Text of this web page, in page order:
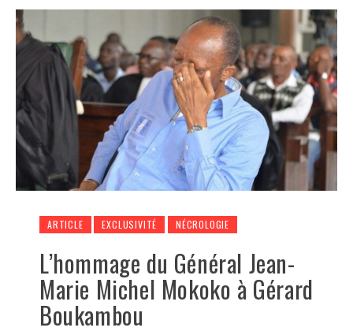
ARTICLE EXCLUSIVITÉ NÉCROLOGIE
L’hommage du Général Jean-
Marie Michel Mokoko à Gérard
Boukambou